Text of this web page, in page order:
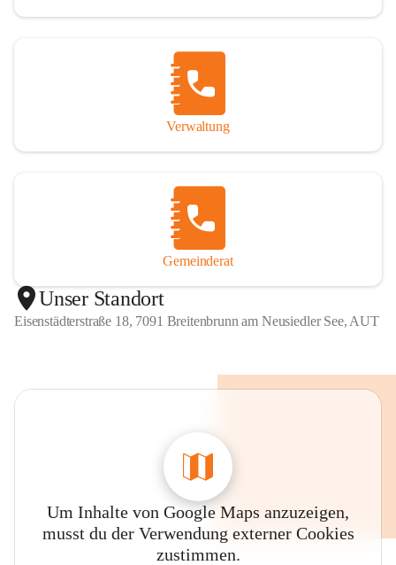
Verwaltung
Gemeinderat
Unser Standort
Eisenstädterstraße 18, 7091 Breitenbrunn am Neusiedler See, AUT
Um Inhalte von Google Maps anzuzeigen,
musst du der Verwendung externer Cookies
zustimmen.